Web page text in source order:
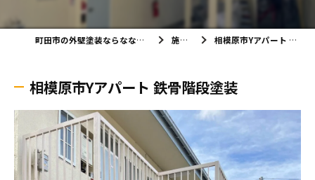
町田市の外壁塗装ならなないろ住工房株式会社 施工実績 相模原市Yアパート 鉄骨階段塗装
相模原市Yアパート 鉄骨階段塗装